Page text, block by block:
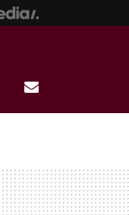
MAIL